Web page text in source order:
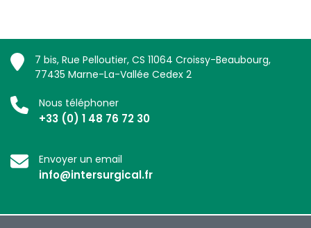
7 bis, Rue Pelloutier, CS 11064 Croissy-Beaubourg,
77435 Marne-La-Vallée Cedex 2
Nous téléphoner
+33 (0) 1 48 76 72 30
Envoyer un email
info@intersurgical.fr